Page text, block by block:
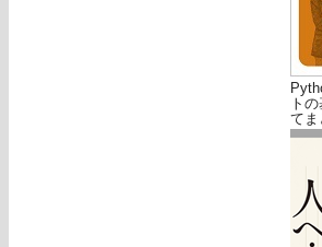
ト
てま